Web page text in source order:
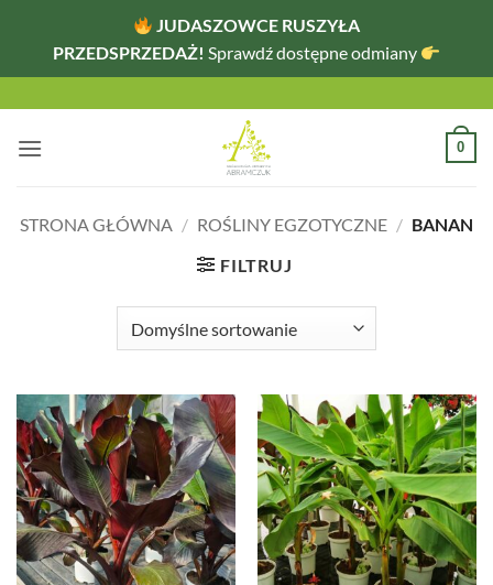
JUDASZOWCE RUSZYŁA
PRZEDSPRZEDAŻ! Sprawdź dostępne odmiany
zawartości
0
STRONA GŁÓWNA / ROŚLINY EGZOTYCZNE / BANAN
FILTRUJ